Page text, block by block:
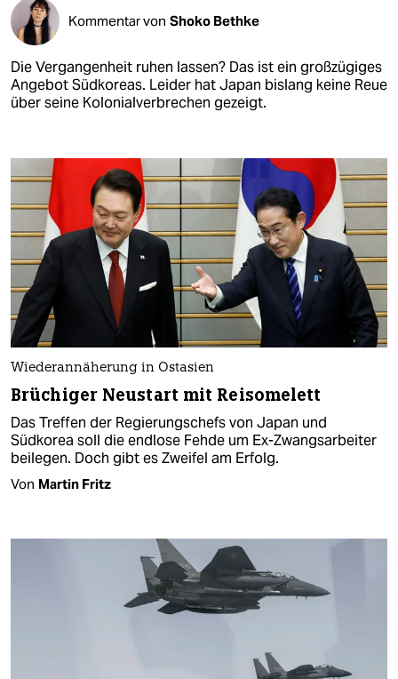
Kommentar von Shoko Bethke
Die Vergangenheit ruhen lassen? Das ist ein großzügiges
Angebot Südkoreas. Leider hat Japan bislang keine Reue
über seine Kolonialverbrechen gezeigt.
Wiederannäherung in Ostasien
Brüchiger Neustart mit Reisomelett
Das Treffen der Regierungschefs von Japan und
Südkorea soll die endlose Fehde um Ex-Zwangsarbeiter
beilegen. Doch gibt es Zweifel am Erfolg.
Von Martin Fritz